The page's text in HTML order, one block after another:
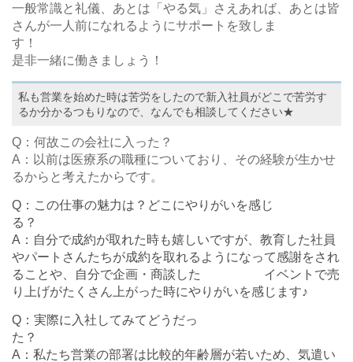
一般常識と礼儀、あとは「やる気」さえあれば、あとは皆
さんが一人前になれるようにサポートを致しま
す
是非一緒に働きましょう！
私も営業を始めた時は苦労をしたので新入社員がどこで苦労す
るか分かるつもりなので、なんでも相談してください★
Q：何故この会社に入った？
A：以前は医療系の職種についており、その経験が生かせ
るからと考えたからです。
Q：この仕事の魅力は？どこにやりがいを感じ
A：自分で成約が取れた時も嬉しいですが、教育した社員
やパートさんたちが成約を取れるようになって感謝をされ
ることや、自分で企画・商談した イベントで売
り上げがたくさん上がった時にやりがいを感じます♪
Q：実際に入社してみてどうだっ
A：私たち営業の部署は比較的年齢層が若いため、気遣い